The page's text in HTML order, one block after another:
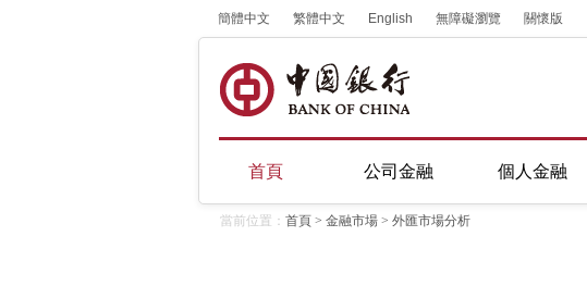
簡體中文 繁體中文 English 無障礙瀏覽 關懷版
首頁 公司金融 個人金融
當前位置： 首頁 > 金融市場 > 外匯市場分析